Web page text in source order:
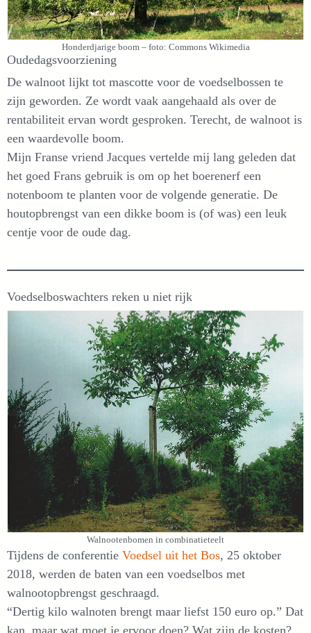
Honderdjarige boom – foto: Commons Wikimedia
Oudedagsvoorziening
De walnoot lijkt tot mascotte voor de voedselbossen te
zijn geworden. Ze wordt vaak aangehaald als over de
rentabiliteit ervan wordt gesproken. Terecht, de walnoot is
een waardevolle boom.
Mijn Franse vriend Jacques vertelde mij lang geleden dat
het goed Frans gebruik is om op het boerenerf een
notenboom te planten voor de volgende generatie. De
houtopbrengst van een dikke boom is (of was) een leuk
centje voor de oude dag.
Voedselboswachters reken u niet rijk
Walnootenbomen in combinatieteelt
Tijdens de conferentie Voedsel uit het Bos, 25 oktober
2018, werden de baten van een voedselbos met
walnootopbrengst geschraagd.
“Dertig kilo walnoten brengt maar liefst 150 euro op.” Dat